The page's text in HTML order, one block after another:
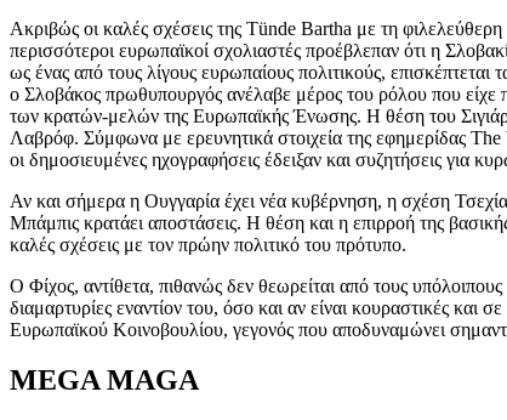
Ακριβώς οι καλές σχέσεις της Tünde Bartha με τη
περισσότεροι ευρωπαϊκοί σχολιαστές προέβλεπαν ότι η
ως ένας από τους λίγους ευρωπαίους πολιτικούς,
ο Σλοβάκος πρωθυπουργός ανέλαβε μέρος του ρόλου που είχε
των κρατών-μελών της Ευρωπαϊκής Ένωσης. Η θέση του
Λαβρόφ. Σύμφωνα με ερευνητικά στοιχεία της εφημερίδας
οι δημοσιευμένες ηχογραφήσεις έδειξαν και συζητήσεις για
Αν και σήμερα η Ουγγαρία έχει νέα κυβέρνηση, η σχέση
Μπάμπις κρατάει αποστάσεις. Η θέση και η επιρροή της
καλές σχέσεις με τον πρώην πολιτικό του πρότυπο.
Ο Φίχος, αντίθετα, πιθανώς δεν θεωρείται από τους
διαμαρτυρίες εναντίον του, όσο και αν είναι κουραστικές
Ευρωπαϊκού Κοινοβουλίου, γεγονός που αποδυναμώνει
MEGA MAGA